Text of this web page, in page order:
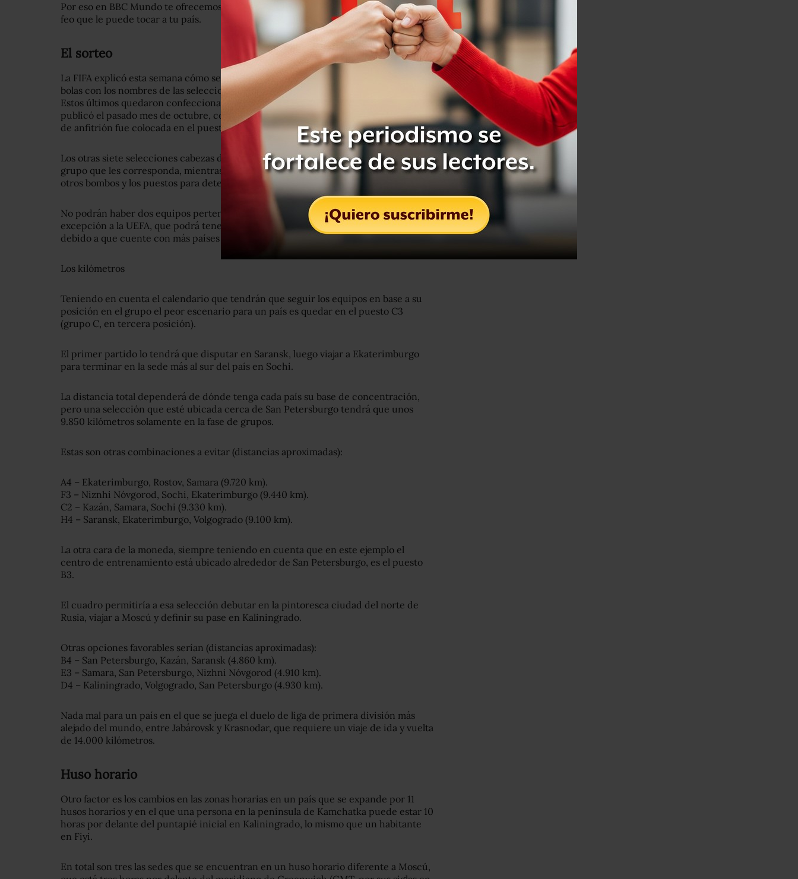
Por eso en BBC Mundo te ofrecemos una pequeña guía sobre lo bueno, lo malo y lo
feo que le puede tocar a tu país.
El sorteo
La FIFA explicó esta semana cómo se desarrollará el sorteo y se irán extrayendo las
bolas con los nombres de las selecciones situadas en cada uno de los bombos.
Estos últimos quedaron confeccionados en base a la clasificación que el organismo
publicó el pasado mes de octubre, con la excepción de Rusia, que por su condición
de anfitrión fue colocada en el puesto 1 del grupo A.
Los otras siete selecciones cabezas de serie también se situarán en el puesto 1 del
grupo que les corresponda, mientras que luego de irán sorteando sucesivamente los
otros bombos y los puestos para determinar en qué posición jugarán las selecciones.
No podrán haber dos equipos pertenecientes a una misma confederación con
excepción a la UEFA, que podrá tener un máximo de dos representantes por zona
debido a que cuente con más países clasificados que grupos.
Los kilómetros
Teniendo en cuenta el calendario que tendrán que seguir los equipos en base a su
posición en el grupo el peor escenario para un país es quedar en el puesto C3
(grupo C, en tercera posición).
El primer partido lo tendrá que disputar en Saransk, luego viajar a Ekaterimburgo
para terminar en la sede más al sur del país en Sochi.
La distancia total dependerá de dónde tenga cada país su base de concentración,
pero una selección que esté ubicada cerca de San Petersburgo tendrá que unos
9.850 kilómetros solamente en la fase de grupos.
Estas son otras combinaciones a evitar (distancias aproximadas):
A4 – Ekaterimburgo, Rostov, Samara (9.720 km).
F3 – Niznhi Nóvgorod, Sochi, Ekaterimburgo (9.440 km).
C2 – Kazán, Samara, Sochi (9.330 km).
H4 – Saransk, Ekaterimburgo, Volgogrado (9.100 km).
La otra cara de la moneda, siempre teniendo en cuenta que en este ejemplo el
centro de entrenamiento está ubicado alrededor de San Petersburgo, es el puesto
B3.
El cuadro permitiría a esa selección debutar en la pintoresca ciudad del norte de
Rusia, viajar a Moscú y definir su pase en Kaliningrado.
Otras opciones favorables serían (distancias aproximadas):
B4 – San Petersburgo, Kazán, Saransk (4.860 km).
E3 – Samara, San Petersburgo, Nizhni Nóvgorod (4.910 km).
D4 – Kaliningrado, Volgogrado, San Petersburgo (4.930 km).
Nada mal para un país en el que se juega el duelo de liga de primera división más
alejado del mundo, entre Jabárovsk y Krasnodar, que requiere un viaje de ida y vuelta
de 14.000 kilómetros.
Huso horario
Otro factor es los cambios en las zonas horarias en un país que se expande por 11
husos horarios y en el que una persona en la península de Kamchatka puede estar 10
horas por delante del puntapié inicial en Kaliningrado, lo mismo que un habitante
en Fiyi.
En total son tres las sedes que se encuentran en un huso horario diferente a Moscú,